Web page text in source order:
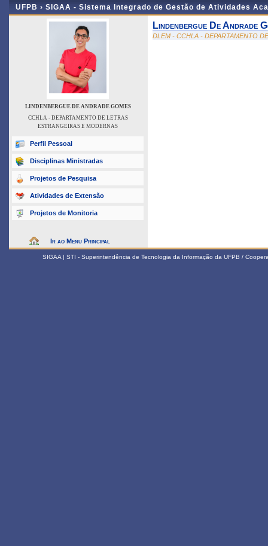
UFPB › SIGAA - Sistema Integrado de Gestão de Atividades
LINDENBERGUE DE ANDRADE GOMES
CCHLA - DEPARTAMENTO DE LETRAS
ESTRANGEIRAS E MODERNAS
Perfil Pessoal
Disciplinas Ministradas
Projetos de Pesquisa
Atividades de Extensão
Projetos de Monitoria
Ir ao Menu Principal
Lindenbergue De Andrade
DLEM - CCHLA - DEPARTAMENTO
SIGAA | STI - Superintendência de Tecnologia da Informação da UFPB /